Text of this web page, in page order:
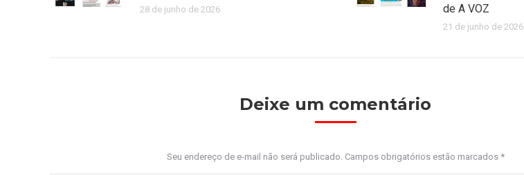
28 de junho de 2026
de A VOZ
21 de junho de 2026
Deixe um comentário
Seu endereço de e-mail não será publicado. Campos obrigatórios estão marcados *